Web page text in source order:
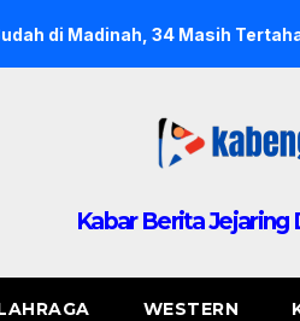
Masih Tertahan di Jakarta
Kabar Berita Jejaring
WESTERN